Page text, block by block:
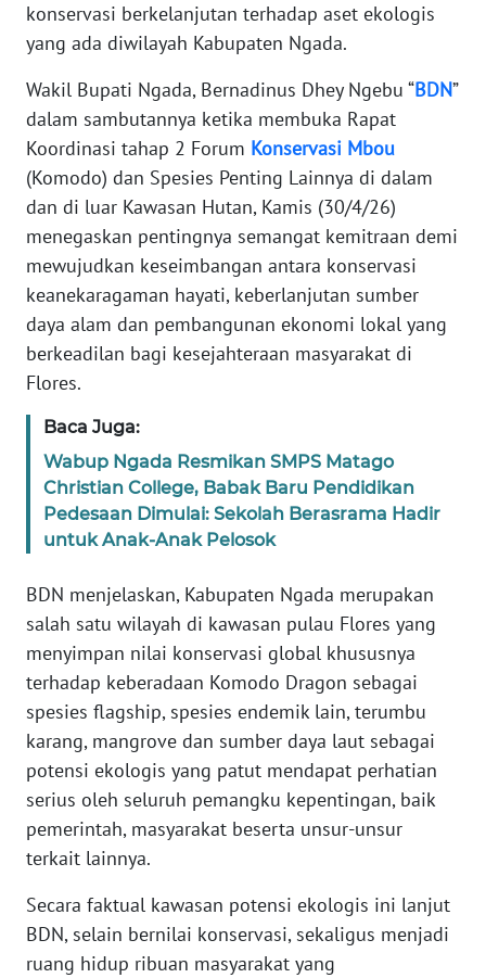
konservasi berkelanjutan terhadap aset ekologis
yang ada diwilayah Kabupaten Ngada.
Wakil Bupati Ngada, Bernadinus Dhey Ngebu “BDN”
dalam sambutannya ketika membuka Rapat
Koordinasi tahap 2 Forum Konservasi Mbou
(Komodo) dan Spesies Penting Lainnya di dalam
dan di luar Kawasan Hutan, Kamis (30/4/26)
menegaskan pentingnya semangat kemitraan demi
mewujudkan keseimbangan antara konservasi
keanekaragaman hayati, keberlanjutan sumber
daya alam dan pembangunan ekonomi lokal yang
berkeadilan bagi kesejahteraan masyarakat di
Flores.
Baca Juga:
Wabup Ngada Resmikan SMPS Matago
Christian College, Babak Baru Pendidikan
Pedesaan Dimulai: Sekolah Berasrama Hadir
untuk Anak-Anak Pelosok
BDN menjelaskan, Kabupaten Ngada merupakan
salah satu wilayah di kawasan pulau Flores yang
menyimpan nilai konservasi global khususnya
terhadap keberadaan Komodo Dragon sebagai
spesies flagship, spesies endemik lain, terumbu
karang, mangrove dan sumber daya laut sebagai
potensi ekologis yang patut mendapat perhatian
serius oleh seluruh pemangku kepentingan, baik
pemerintah, masyarakat beserta unsur-unsur
terkait lainnya.
Secara faktual kawasan potensi ekologis ini lanjut
BDN, selain bernilai konservasi, sekaligus menjadi
ruang hidup ribuan masyarakat yang
DISCLAIMER
Wahana
News
Regional
WN
SUMUT
WN
JAKARTA
JABAR
WN
BANTEN
NTT
WN
KEPRI
PAPUA
WN
PAPUA
BARAT
WN
RIAU